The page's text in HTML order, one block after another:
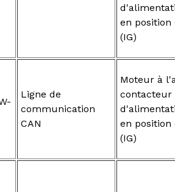
en position
(IG)
Ligne de
communication
CAN
Moteur à
contacteur
en position
(IG)